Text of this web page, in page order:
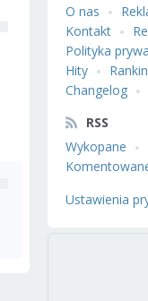
O nas
Kontakt
Polityka
Hity
Changelog
RSS
Wykopane
Ustawienia